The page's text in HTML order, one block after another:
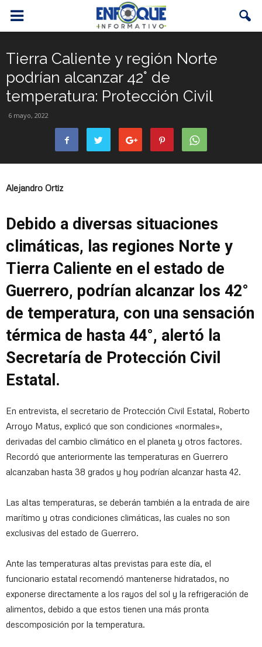
Tierra Caliente y región Norte
podrían alcanzar 42° de
temperatura: Protección Civil
6 mayo, 2022
Alejandro Ortiz
Debido a diversas situaciones
climáticas, las regiones Norte y
Tierra Caliente en el estado de
Guerrero, podrían alcanzar los 42°
de temperatura, con una sensación
térmica de hasta 44°, alertó la
Secretaría de Protección Civil
Estatal.
En entrevista, el secretario de Protección Civil Estatal, Roberto
Arroyo Matus, explicó que son condiciones «normales»,
derivadas del cambio climático en el planeta y otros factores.
Recordó que anteriormente las temperaturas en Guerrero
alcanzaban hasta 38 grados y hoy podrían alcanzar hasta 42.
Las altas temperaturas, se deberán también a la entrada de aire
marítimo y otras condiciones climáticas, las cuales no son
exclusivas del estado de Guerrero.
Ante las temperaturas altas previstas para este día, el
funcionario estatal recomendó mantenerse hidratados, no
exponerse directamente a los rayos del sol y la refrigeración de
alimentos, debido a que estos tienen una más pronta
descomposición por la temperatura.